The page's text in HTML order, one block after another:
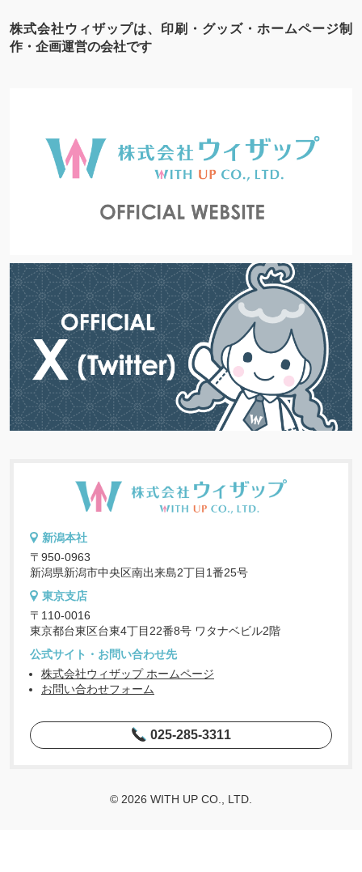
株式会社ウィザップは、印刷・グッズ・ホームページ制
作・企画運営の会社です
新潟本社
〒950-0963
新潟県新潟市中央区南出来島2丁目1番25号
東京支店
〒110-0016
東京都台東区台東4丁目22番8号 ワタナベビル2階
公式サイト・お問い合わせ先
株式会社ウィザップ ホームページ
お問い合わせフォーム
025-285-3311
© 2026 WITH UP CO., LTD.